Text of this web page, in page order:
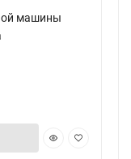
машины